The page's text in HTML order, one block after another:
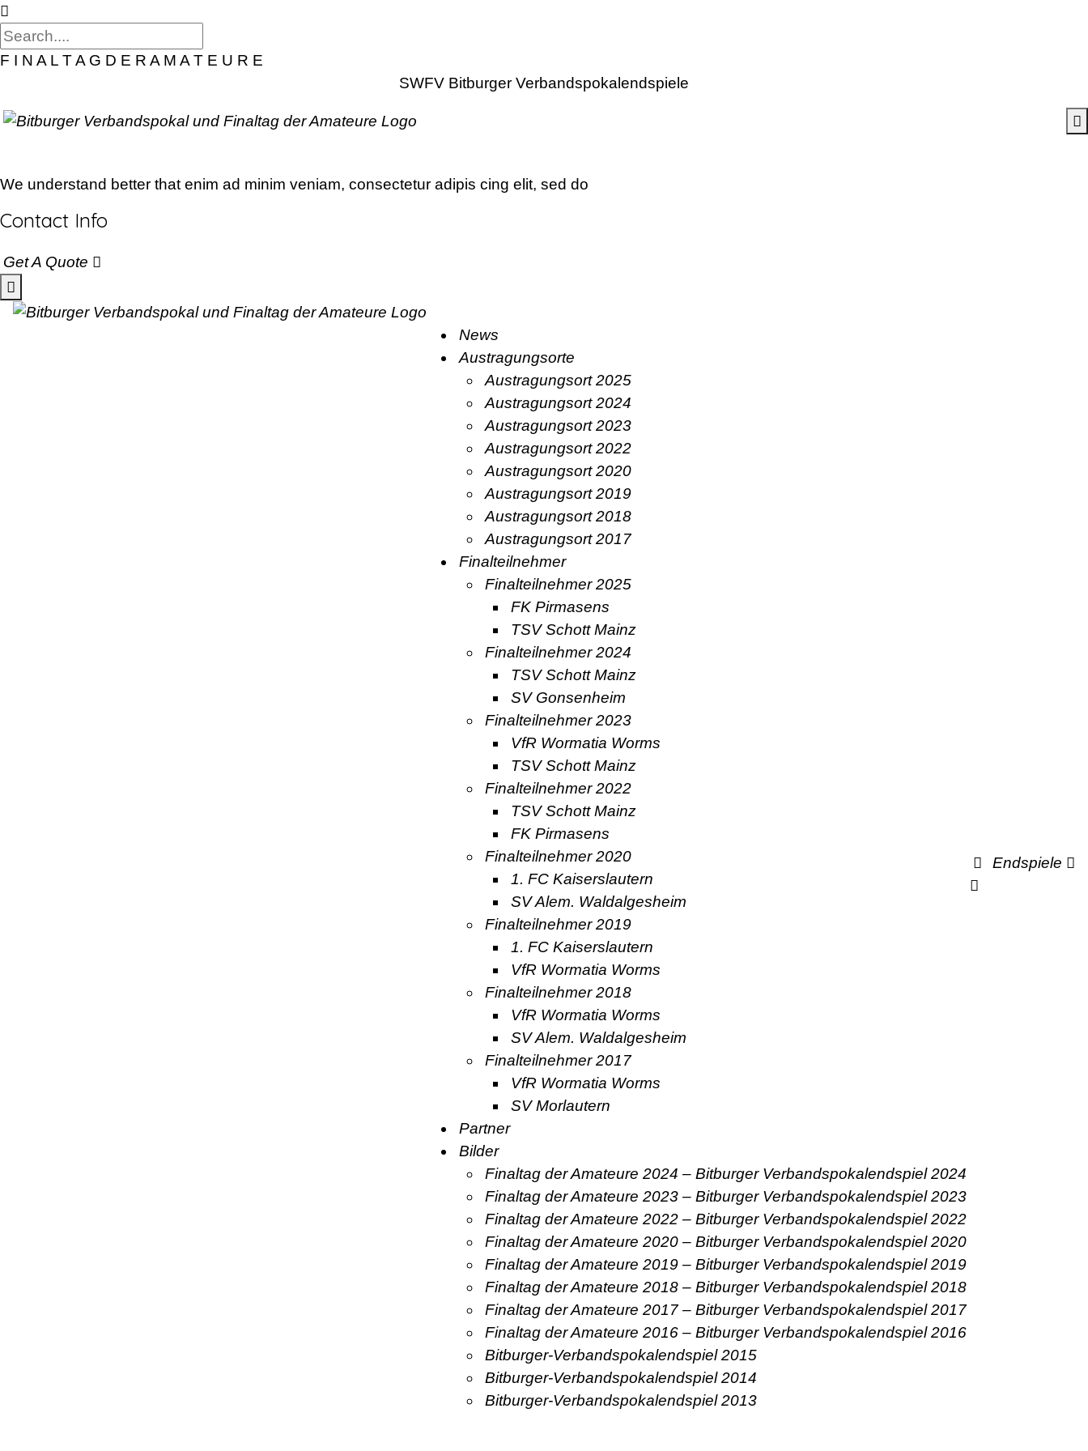
F I N A L TA G D E R A M A T E U R E
SWFV Bitburger Verbandspokalendspiele
We understand better that enim ad minim veniam, consectetur adipis cing elit, sed do
Contact Info
Get A Quote
Skip to content
News
Austragungsorte
Austragungsort 2025
Austragungsort 2024
Austragungsort 2023
Austragungsort 2022
Austragungsort 2020
Austragungsort 2019
Austragungsort 2018
Austragungsort 2017
Finalteilnehmer
Finalteilnehmer 2025
FK Pirmasens
TSV Schott Mainz
Finalteilnehmer 2024
TSV Schott Mainz
SV Gonsenheim
Finalteilnehmer 2023
VfR Wormatia Worms
TSV Schott Mainz
Finalteilnehmer 2022
TSV Schott Mainz
FK Pirmasens
Finalteilnehmer 2020
1. FC Kaiserslautern
SV Alem. Waldalgesheim
Finalteilnehmer 2019
1. FC Kaiserslautern
VfR Wormatia Worms
Finalteilnehmer 2018
VfR Wormatia Worms
SV Alem. Waldalgesheim
Finalteilnehmer 2017
VfR Wormatia Worms
SV Morlautern
Partner
Bilder
Finaltag der Amateure 2024 – Bitburger Verbandspokalendspiel 2024
Finaltag der Amateure 2023 – Bitburger Verbandspokalendspiel 2023
Finaltag der Amateure 2022 – Bitburger Verbandspokalendspiel 2022
Finaltag der Amateure 2020 – Bitburger Verbandspokalendspiel 2020
Finaltag der Amateure 2019 – Bitburger Verbandspokalendspiel 2019
Finaltag der Amateure 2018 – Bitburger Verbandspokalendspiel 2018
Finaltag der Amateure 2017 – Bitburger Verbandspokalendspiel 2017
Finaltag der Amateure 2016 – Bitburger Verbandspokalendspiel 2016
Bitburger-Verbandspokalendspiel 2015
Bitburger-Verbandspokalendspiel 2014
Bitburger-Verbandspokalendspiel 2013
Endspiele